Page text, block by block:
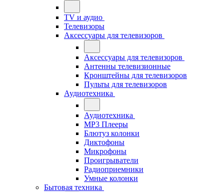
TV и аудио
Телевизоры
Аксессуары для телевизоров
Аксессуары для телевизоров
Антенны телевизионные
Кронштейны для телевизоров
Пульты для телевизоров
Аудиотехника
Аудиотехника
MP3 Плееры
Блютуз колонки
Диктофоны
Микрофоны
Проигрыватели
Радиоприемники
Умные колонки
Бытовая техника